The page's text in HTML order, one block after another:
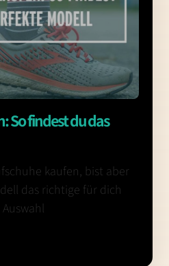
So findest du das
kaufen, bist aber
das richtige für dich